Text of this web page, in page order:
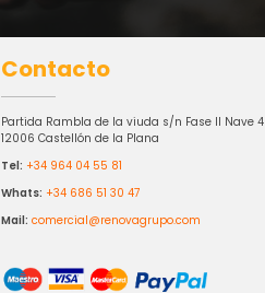
Contacto
Partida Rambla de la viuda s/n Fase II Nave 4
12006 Castellón de la Plana
Tel: +34 964 04 55 81
Whats: +34 686 51 30 47
Mail: comercial@renovagrupo.com